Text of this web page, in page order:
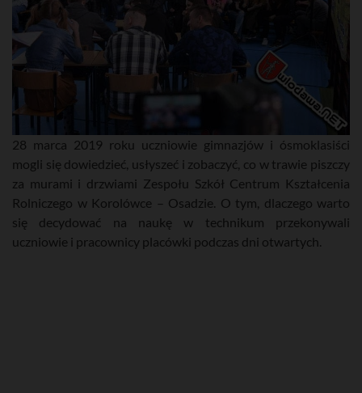
28 marca 2019 roku uczniowie gimnazjów i ósmoklasiści
mogli się dowiedzieć, usłyszeć i zobaczyć, co w trawie piszczy
za murami i drzwiami Zespołu Szkół Centrum Kształcenia
Rolniczego w Korolówce – Osadzie. O tym, dlaczego warto
się decydować na naukę w technikum przekonywali
uczniowie i pracownicy placówki podczas dni otwartych.